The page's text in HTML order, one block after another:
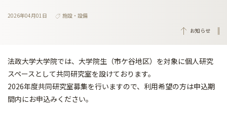
2026年04月01日
施設・設備
お知らせ
法政大学大学院では、大学院生（市ケ谷地区）を対象に個人研究
スペースとして共同研究室を設けております。
2026年度共同研究室募集を行いますので、利用希望の方は申込期
間内にお申込みください。